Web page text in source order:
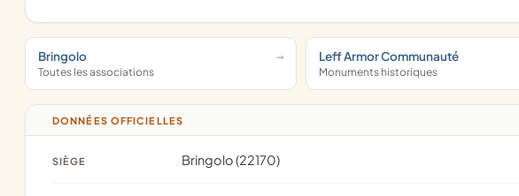
Bringolo
Toutes les associations
Leff Armor Communauté
Monuments historiques
DONNÉES OFFICIELLES
SIÈGE Bringolo (22170)